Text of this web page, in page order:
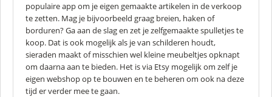
populaire app om je eigen gemaakte artikelen in de verkoop
te zetten. Mag je bijvoorbeeld graag breien, haken of
borduren? Ga aan de slag en zet je zelfgemaakte spulletjes te
koop. Dat is ook mogelijk als je van schilderen houdt,
sieraden maakt of misschien wel kleine meubeltjes opknapt
om daarna aan te bieden. Het is via Etsy mogelijk om zelf je
eigen webshop op te bouwen en te beheren om ook na deze
tijd er verder mee te gaan.